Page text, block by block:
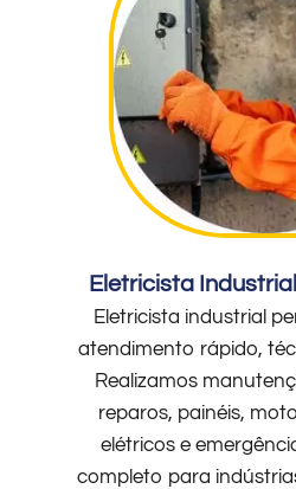
Eletricista
Eletricista industrial
atendimento rápido,
Realizamos
reparos, painéis,
elétricos e
completo para